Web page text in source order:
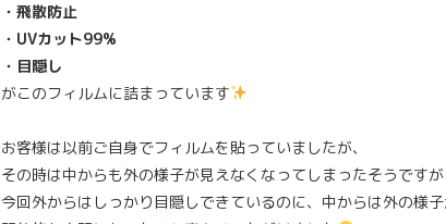
・飛散防止
・UVカット99%
・目隠し
がこのフィルムに詰まっています
お客様は以前ご自身でフィルムを貼っていましたが、
その時は中からも外の様子が見えなくなってしまったそうですが
今回外からはしっかり目隠しできているのに、中からは外の様子